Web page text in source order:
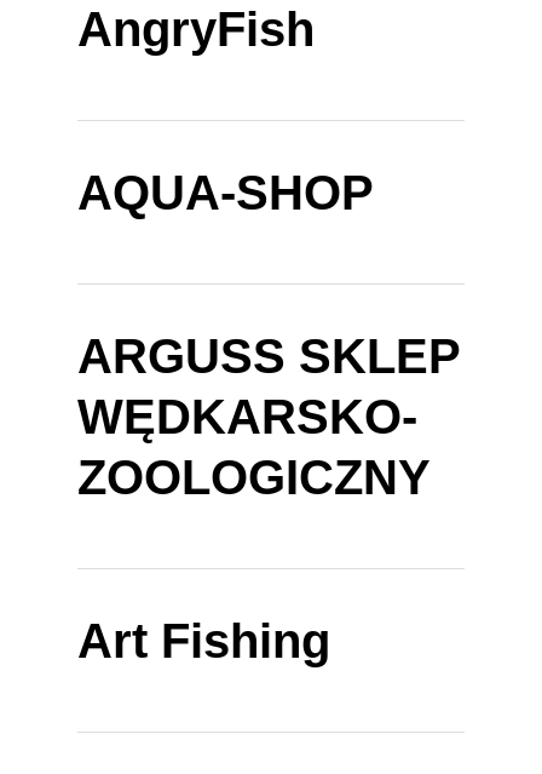
AngryFish
AQUA-SHOP
ARGUSS SKLEP
WĘDKARSKO-
ZOOLOGICZNY
Art Fishing